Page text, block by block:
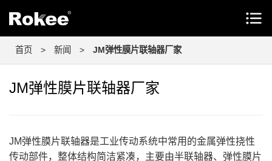
首页 > 新闻 > JM弹性膜片联轴器厂家
JM弹性膜片联轴器厂家
JM弹性膜片联轴器是工业传动系统中常用的金属弹性挠性
传动部件，整体结构简洁紧凑，主要由半联轴器、弹性膜片